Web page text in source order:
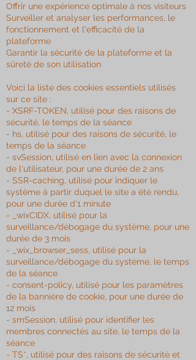
Offrir une expérience optimale à nos visiteurs
Surveiller et analyser les performances, le
fonctionnement et l'efficacité de la
plateforme
Garantir la sécurité de la plateforme et la
sûreté de son utilisation
Voici la liste des cookies essentiels utilisés
sur ce site :
- XSRF-TOKEN, utilisé pour des raisons de
sécurité, le temps de la séance
- hs, utilisé pour des raisons de sécurité, le
temps de la séance
- svSession, utilisé en lien avec la connexion
de l'utilisateur, pour une durée de 2 ans
- SSR-caching, utilisé pour indiquer le
système à partir duquel le site a été rendu,
pour une durée d'1 minute
- _wixCIDX, utilisé pour la
surveillance/débogage du système, pour une
durée de 3 mois
- _wix_browser_sess, utilisé pour la
surveillance/débogage du système, le temps
de la séance
- consent-policy, utilisé pour les paramètres
de la bannière de cookie, pour une durée de
12 mois
- smSession, utilisé pour identifier les
membres connectés au site, le temps de la
séance
- TS*, utilisé pour des raisons de sécurité et